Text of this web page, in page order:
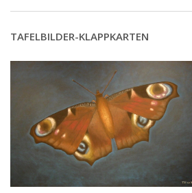
TAFELBILDER-KLAPPKARTEN